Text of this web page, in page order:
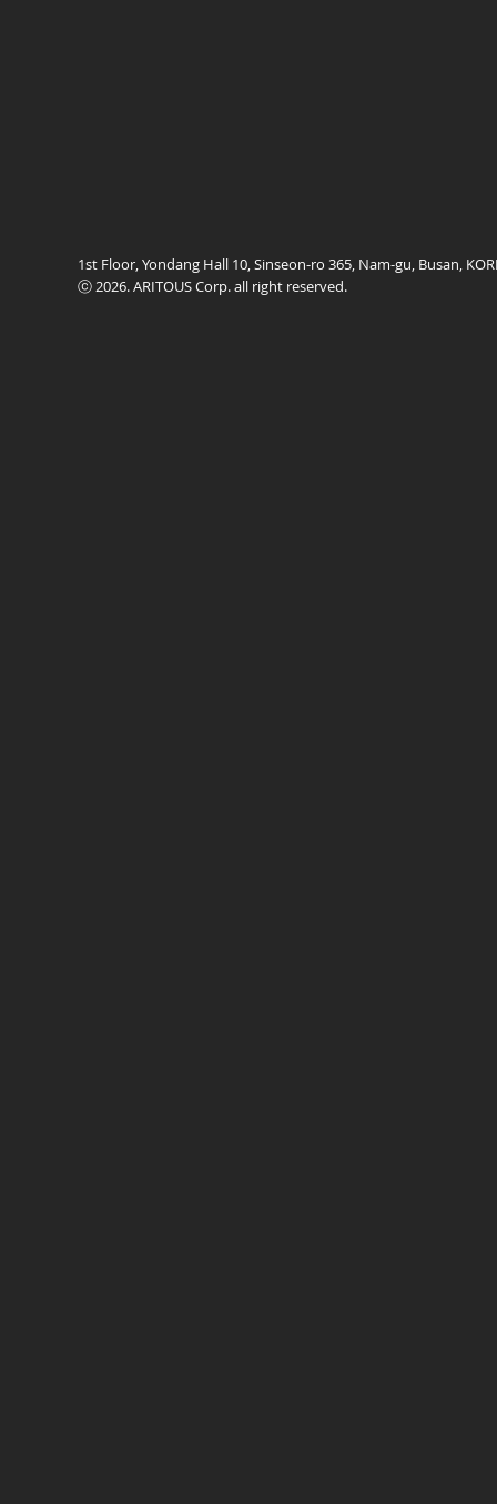
1st Floor, Yondang Hall 10, Sinseon-ro 365, Nam-gu, Busan,
ⓒ 2026. ARITOUS Corp. all right reserved.